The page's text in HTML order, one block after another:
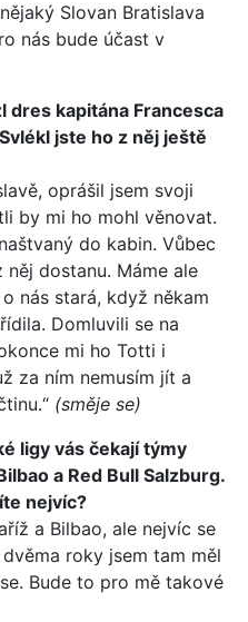
Slovan Bratislava
nás bude účast v
dres kapitána Francesca
jste ho z něj ještě
oprášil jsem svoji
by mi ho mohl věnovat.
do kabin. Vůbec
dostanu. Máme ale
nás stará, když někam
Domluvili se na
mi ho Totti i
za ním nemusím jít a
(směje se)
ligy vás čekají týmy
a Red Bull Salzburg.
nejvíc?
a Bilbao, ale nejvíc se
roky jsem tam měl
Bude to pro mě takové